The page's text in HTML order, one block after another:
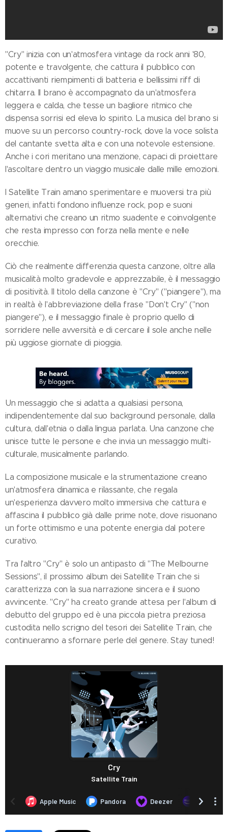
"Cry" inizia con un'atmosfera vintage da rock anni '80,
potente e travolgente, che cattura il pubblico con
accattivanti riempimenti di batteria e bellissimi riff di
chitarra. Il brano è accompagnato da un'atmosfera
leggera e calda, che tesse un bagliore ritmico che
dispensa sorrisi ed eleva lo spirito. La musica del brano si
muove su un percorso country-rock, dove la voce solista
del cantante svetta alta e con una notevole estensione.
Anche i cori meritano una menzione, capaci di proiettare
l'ascoltare dentro un viaggio musicale dalle mille emozioni.
I Satellite Train amano sperimentare e muoversi tra più
generi, infatti fondono influenze rock, pop e suoni
alternativi che creano un ritmo suadente e coinvolgente
che resta impresso con forza nella mente e nelle
orecchie.
Ciò che realmente differenzia questa canzone, oltre alla
musicalità molto gradevole e apprezzabile, è il messaggio
di positività. Il titolo della canzone è "Cry" ("piangere"), ma
in realtà è l'abbreviazione della frase "Don't Cry" ("non
piangere"), e il messaggio finale è proprio quello di
sorridere nelle avversità e di cercare il sole anche nelle
più uggiose giornate di pioggia.
Un messaggio che si adatta a qualsiasi persona,
indipendentemente dal suo background personale, dalla
cultura, dall'etnia o dalla lingua parlata. Una canzone che
unisce tutte le persone e che invia un messaggio multi-
culturale, musicalmente parlando.
La composizione musicale e la strumentazione creano
un'atmosfera dinamica e rilassante, che regala
un'esperienza davvero molto immersiva che cattura e
affascina il pubblico già dalle prime note, dove risuonano
un forte ottimismo e una potente energia dal potere
curativo.
Tra l'altro "Cry" è solo un antipasto di "The Melbourne
Sessions", il prossimo album dei Satellite Train che si
caratterizza con la sua narrazione sincera e il suono
avvincente. "Cry" ha creato grande attesa per l'album di
debutto del gruppo ed è una piccola pietra preziosa
custodita nello scrigno del tesori dei Satellite Train, che
continueranno a sfornare perle del genere. Stay tuned!